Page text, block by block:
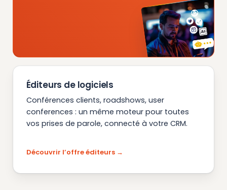
Éditeurs de logiciels
Conférences clients, roadshows, user
conferences : un même moteur pour toutes
vos prises de parole, connecté à votre CRM.
Découvrir l’offre éditeurs